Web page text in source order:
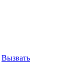
Вызвать